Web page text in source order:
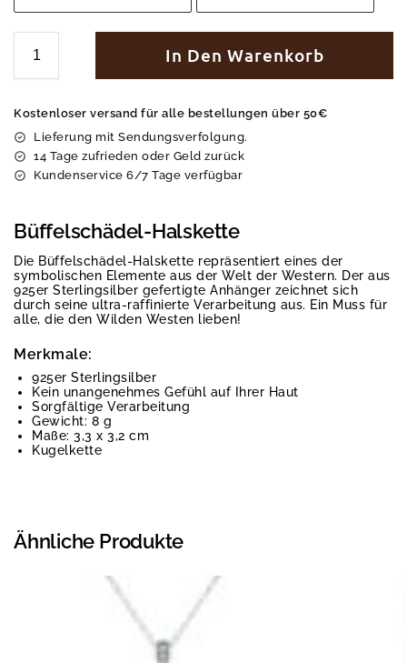
In Den Warenkorb
Kostenloser versand für alle bestellungen über 50€
Lieferung mit Sendungsverfolgung.
14 Tage zufrieden oder Geld zurück
Kundenservice 6/7 Tage verfügbar
Büffelschädel-Halskette
Die Büffelschädel-Halskette repräsentiert eines der
symbolischen Elemente aus der Welt der Western. Der aus
925er Sterlingsilber gefertigte Anhänger zeichnet sich
durch seine ultra-raffinierte Verarbeitung aus. Ein Muss für
alle, die den Wilden Westen lieben!
Merkmale:
925er Sterlingsilber
Kein unangenehmes Gefühl auf Ihrer Haut
Sorgfältige Verarbeitung
Gewicht: 8 g
Maße: 3,3 x 3,2 cm
Kugelkette
Ähnliche Produkte